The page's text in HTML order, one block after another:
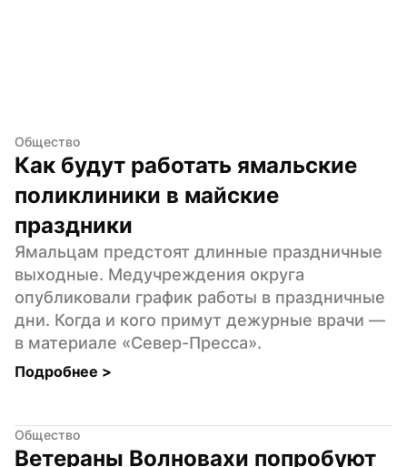
Общество
Как будут работать ямальские
поликлиники в майские
праздники
Ямальцам предстоят длинные праздничные
выходные. Медучреждения округа
опубликовали график работы в праздничные
дни. Когда и кого примут дежурные врачи —
в материале «Север-Пресса».
Подробнее >
Общество
Ветераны Волновахи попробуют